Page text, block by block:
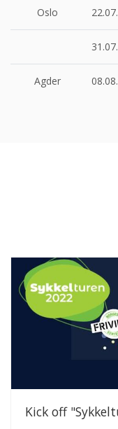
Oslo
Agder
Kick off